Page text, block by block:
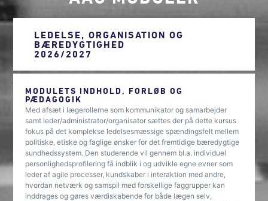
LEDELSE, ORGANISATION OG
BÆREDYGTIGHED
2026/2027
MODULETS INDHOLD, FORLØB OG
PÆDAGOGIK
Med afsæt i lægerollerne som kommunikator og samarbejder
samt leder/administrator/organisator sættes der på dette kursus
fokus på det komplekse ledelsesmæssige spændingsfelt mellem
politiske, etiske og faglige ønsker for det fremtidige bæredygtige
sundhedssystem. Den studerende vil gennem bl.a. individuel
personlighedsprofilering få indblik i og udvikle egne evner som
leder af agile processer, kundskaber i interaktion med andre,
hvordan netværk og samspil med forskellige faggrupper kan
inddrages og gøres værdiskabende for både lægen selv,